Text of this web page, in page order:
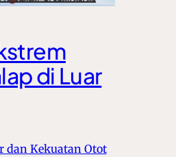
di Luar
dan Kekuatan Otot